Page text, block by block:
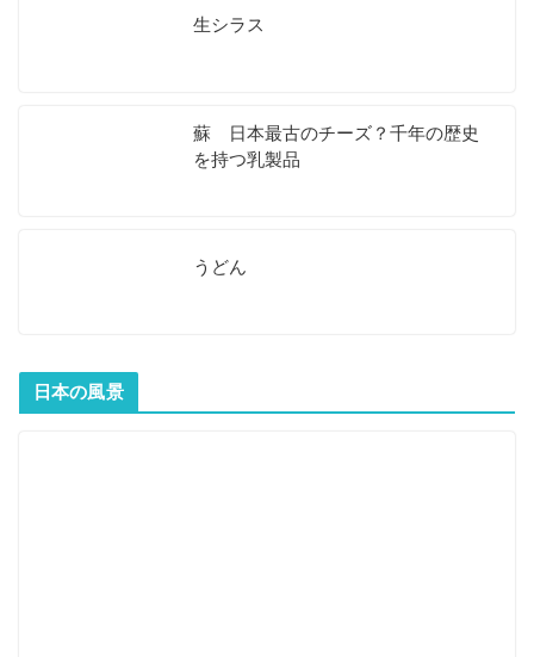
生シラス
蘇 日本最古のチーズ？千年の歴史
を持つ乳製品
うどん
日本の風景